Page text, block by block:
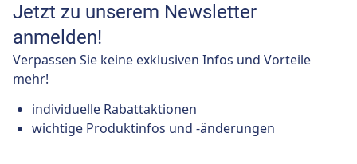
Jetzt zu unserem Newsletter
anmelden!
Verpassen Sie keine exklusiven Infos und Vorteile
mehr!
individuelle Rabattaktionen
wichtige Produktinfos und -änderungen